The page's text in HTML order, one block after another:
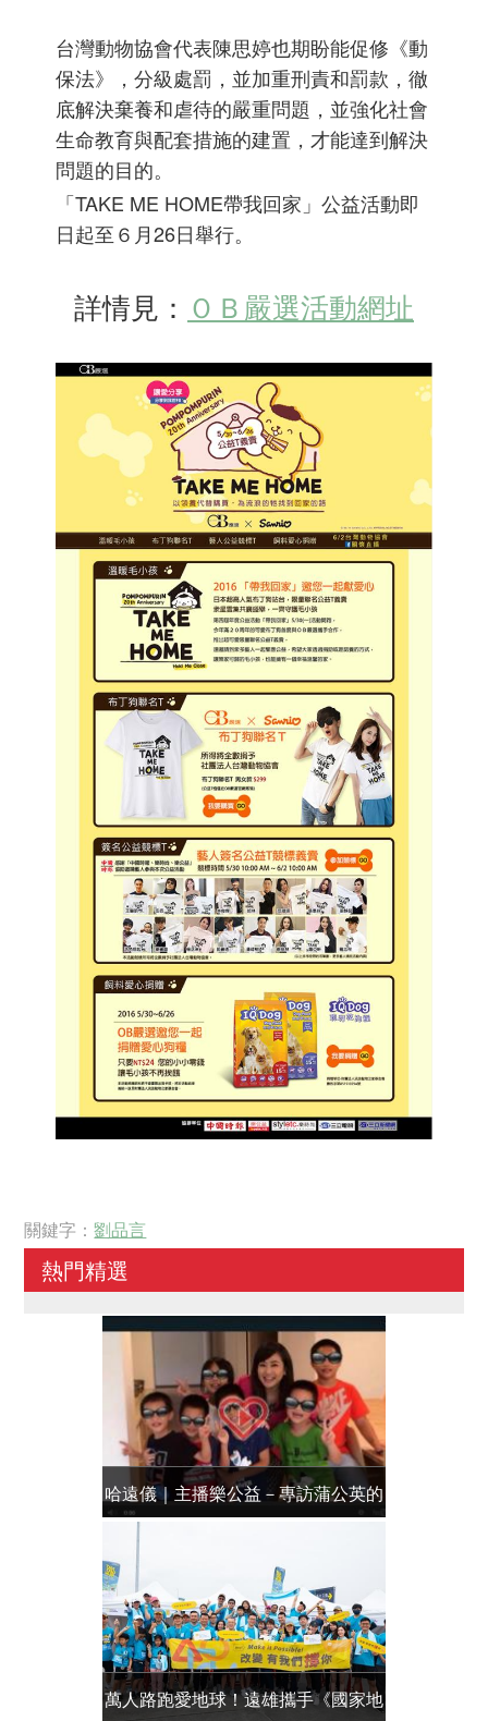
台灣動物協會代表陳思婷也期盼能促修《動
保法》，分級處罰，並加重刑責和罰款，徹
底解決棄養和虐待的嚴重問題，並強化社會
生命教育與配套措施的建置，才能達到解決
問題的目的。
「TAKE ME HOME帶我回家」公益活動即
日起至６月26日舉行。
詳情見： ＯＢ嚴選活動網址
關鍵字：劉品言
熱門精選
哈遠儀｜主播樂公益－專訪蒲公英的
萬人路跑愛地球！遠雄攜手《國家地